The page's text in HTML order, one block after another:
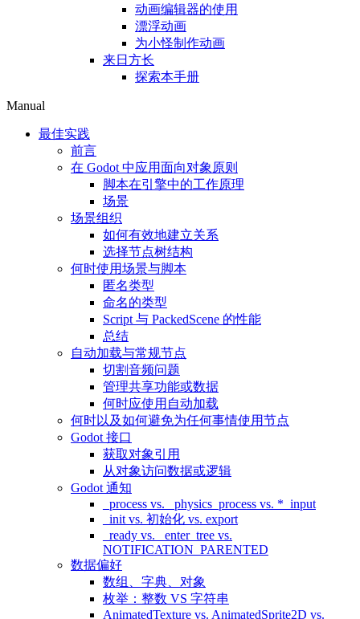
动画编辑器的使用
漂浮动画
为小怪制作动画
来日方长
探索本手册
Manual
最佳实践
前言
在 Godot 中应用面向对象原则
脚本在引擎中的工作原理
场景
场景组织
如何有效地建立关系
选择节点树结构
何时使用场景与脚本
匿名类型
命名的类型
Script 与 PackedScene 的性能
总结
自动加载与常规节点
切割音频问题
管理共享功能或数据
何时应使用自动加载
何时以及如何避免为任何事情使用节点
Godot 接口
获取对象引用
从对象访问数据或逻辑
Godot 通知
_process vs. _physics_process vs. *_input
_init vs. 初始化 vs. export
_ready vs. _enter_tree vs.
NOTIFICATION_PARENTED
数据偏好
数组、字典、对象
枚举：整数 VS 字符串
AnimatedTexture vs. AnimatedSprite2D vs.